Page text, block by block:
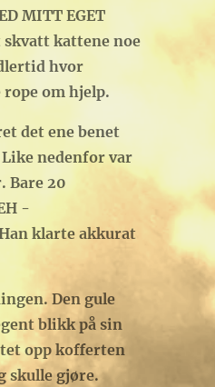
MITT EGET
kattene noe
hvor
rope om hjelp.
det ene benet
nedenfor var
Bare 20
-
klarte akkurat
Den gule
blikk på sin
opp kofferten
skulle gjøre.